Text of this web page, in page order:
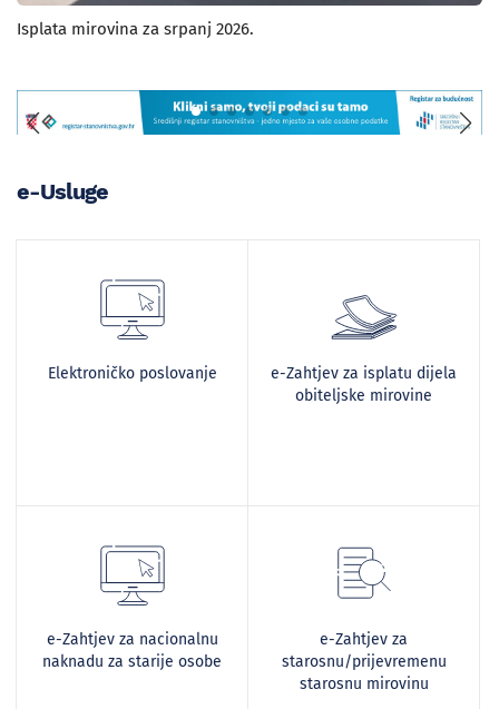
Isplata mirovina za srpanj 2026.
e-Usluge
Elektroničko poslovanje
e-Zahtjev za isplatu dijela
obiteljske mirovine
e-Zahtjev za nacionalnu
naknadu za starije osobe
e-Zahtjev za
starosnu/prijevremenu
starosnu mirovinu